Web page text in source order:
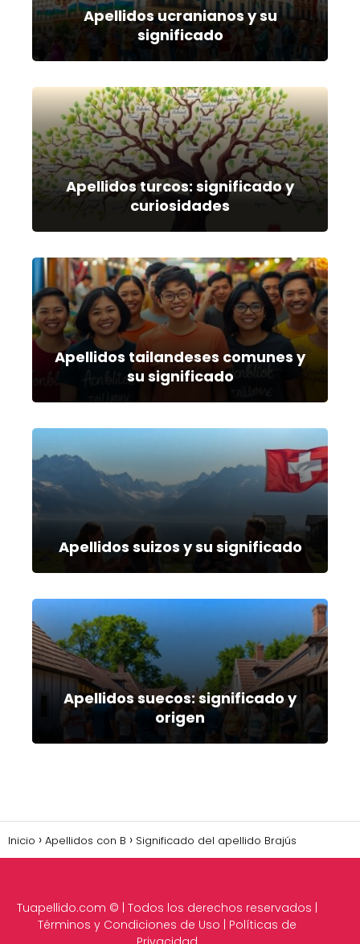
Apellidos ucranianos y su
significado
Apellidos turcos: significado y
curiosidades
Apellidos tailandeses comunes y
su significado
Apellidos suizos y su significado
Apellidos suecos: significado y
origen
Inicio Apellidos con B Significado del apellido Brajús
Tuapellido.com © | Todos los derechos reservados |
Términos y Condiciones de Uso
Políticas de